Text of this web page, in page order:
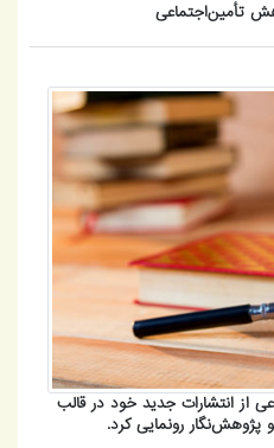
تأمین‌اجتماعی
از انتشارات جدید خود در قالب
رونمایی کرد.